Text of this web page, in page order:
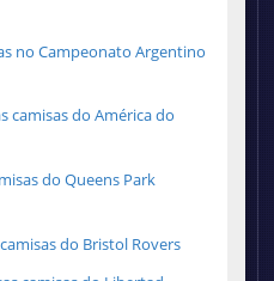
no Campeonato Argentino
camisas do América do
do Queens Park
do Bristol Rovers